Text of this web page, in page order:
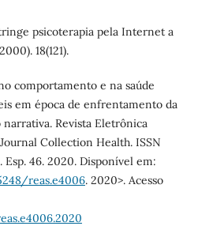
psicoterapia pela Internet a
18(121).
comportamento e na saúde
em época de enfrentamento da
Revista Eletrônica
Collection Health. ISSN
Esp. 46. 2020. Disponível em:
reas.e4006. 2020>. Acesso